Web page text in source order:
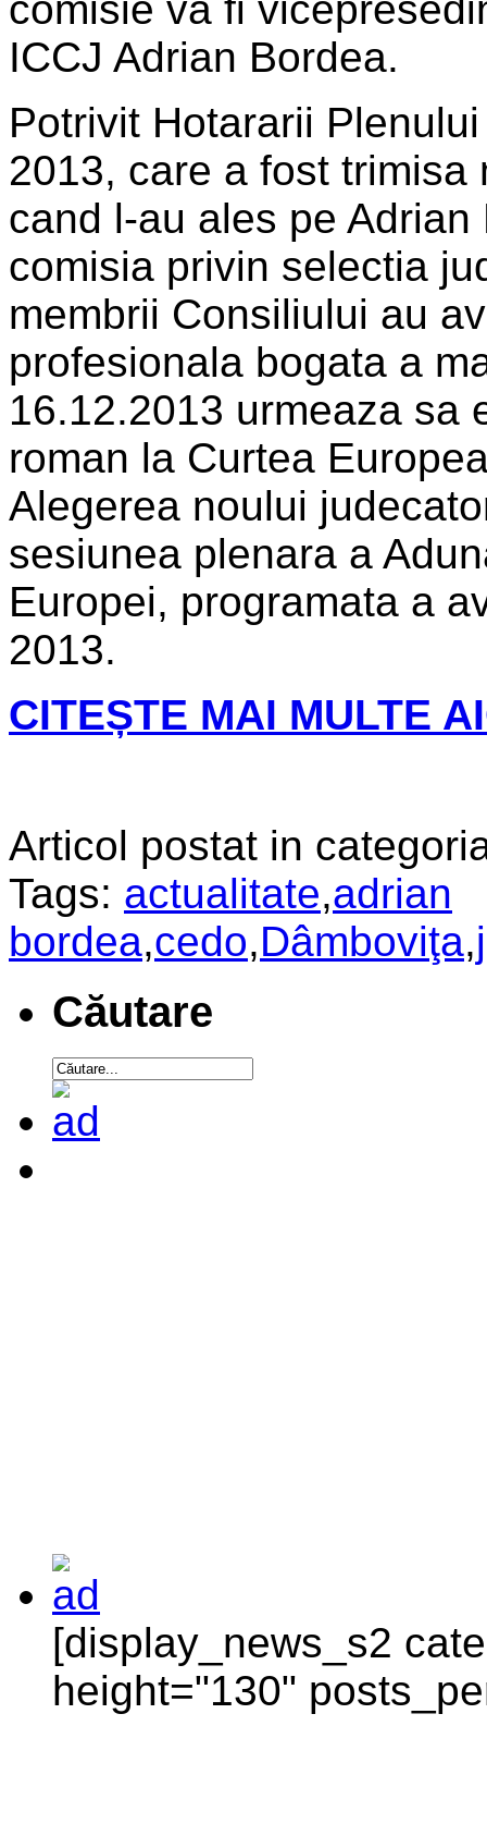
ICCJ Adrian Bordea.
Potrivit Hotararii
2013, care a fost
cand l-au ales pe
comisia privin selectia
membrii Consiliului au
profesionala bogata a
16.12.2013 urmeaza sa
roman la Curtea
Alegerea noului
sesiunea plenara a
Europei, programata a
2013.
CITEȘTE MAI MULTE
Articol postat in
Tags: actualitate,adrian
bordea,cedo,Dâmboviţa,
Căutare
[display_news_s2
height="130"